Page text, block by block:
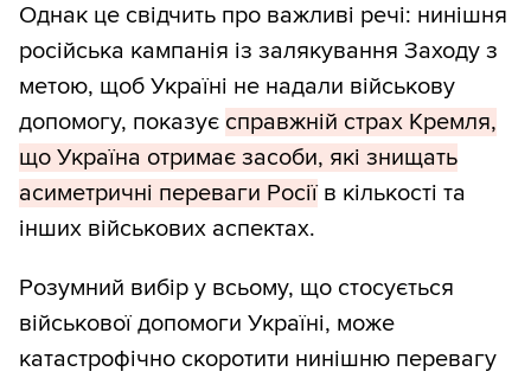
Однак це свідчить про важливі речі: нинішня
російська кампанія із залякування Заходу з
метою, щоб Україні не надали військову
допомогу, показує справжній страх Кремля,
що Україна отримає засоби, які знищать
асиметричні переваги Росіїв кількості та
інших військових аспектах.
Розумний вибір у всьому, що стосується
військової допомоги Україні, може
катастрофічно скоротити нинішню перевагу